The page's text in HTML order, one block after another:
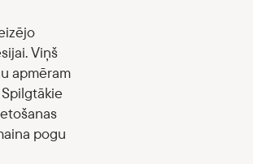
Viņš
apmēram
pogu